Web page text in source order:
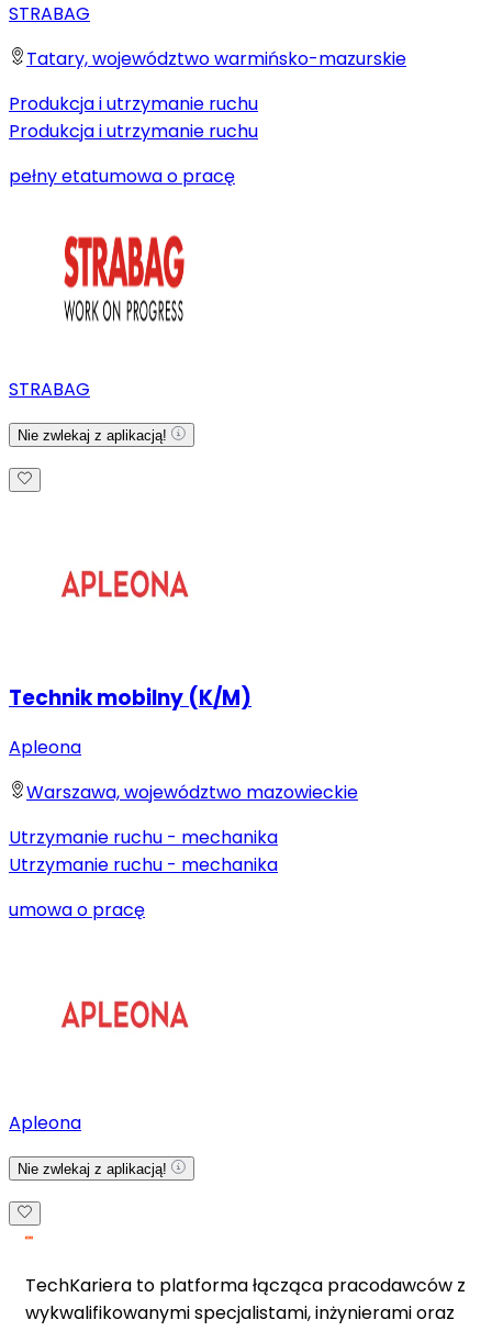
STRABAG
Tatary, województwo warmińsko-mazurskie
Produkcja i utrzymanie ruchu
Produkcja i utrzymanie ruchu
pełny etatumowa o pracę
STRABAG
Nie zwlekaj z aplikacją!
Technik mobilny (K/M)
Apleona
Warszawa, województwo mazowieckie
Utrzymanie ruchu - mechanika
Utrzymanie ruchu - mechanika
umowa o pracę
Apleona
Nie zwlekaj z aplikacją!
TechKariera to platforma łącząca pracodawców z
wykwalifikowanymi specjalistami, inżynierami oraz